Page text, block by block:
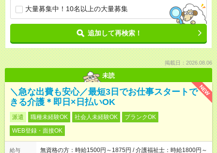
大量募集中！10名以上の大量募集
追加して再検索！
掲載日：2026.08.06
未読
NEW
＼急な出費も安心／最短3日でお仕事スタートで
きる介護＊即日×日払いOK
派遣 職種未経験OK 社会人未経験OK
ブランクOK
WEB登録・面接OK
給与 無資格の方：時給1500円～1875円 / 介護福祉士：時給1800円～